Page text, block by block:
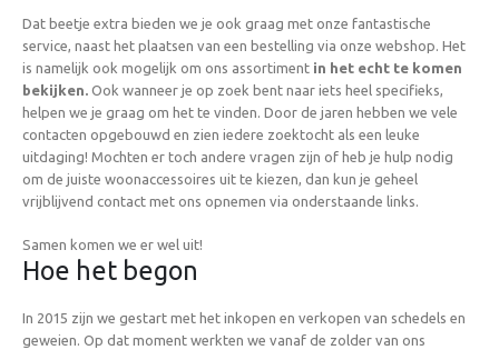
Dat beetje extra bieden we je ook graag met onze fantastische
service, naast het plaatsen van een bestelling via onze webshop. Het
is namelijk ook mogelijk om ons assortiment in het echt te komen
bekijken. Ook wanneer je op zoek bent naar iets heel specifieks,
helpen we je graag om het te vinden. Door de jaren hebben we vele
contacten opgebouwd en zien iedere zoektocht als een leuke
uitdaging! Mochten er toch andere vragen zijn of heb je hulp nodig
om de juiste woonaccessoires uit te kiezen, dan kun je geheel
vrijblijvend contact met ons opnemen via onderstaande links.
Samen komen we er wel uit!
Hoe het begon
In 2015 zijn we gestart met het inkopen en verkopen van schedels en
geweien. Op dat moment werkten we vanaf de zolder van ons